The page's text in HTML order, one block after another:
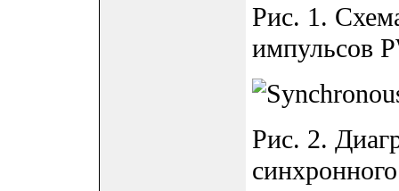
Рис. 1.
импульсов
Рис. 2.